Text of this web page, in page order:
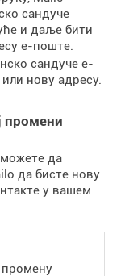
сандуче
и даље бити
е-поште.
сандуче е-
нову адресу.
промени
да
да бисте нову
у вашем
промену